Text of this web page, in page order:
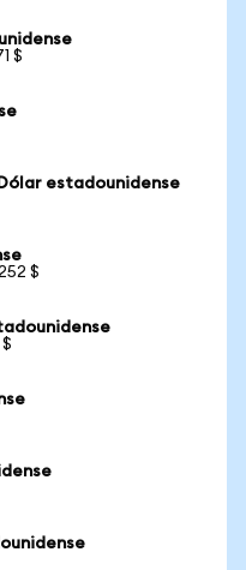
$
estadounidense
$